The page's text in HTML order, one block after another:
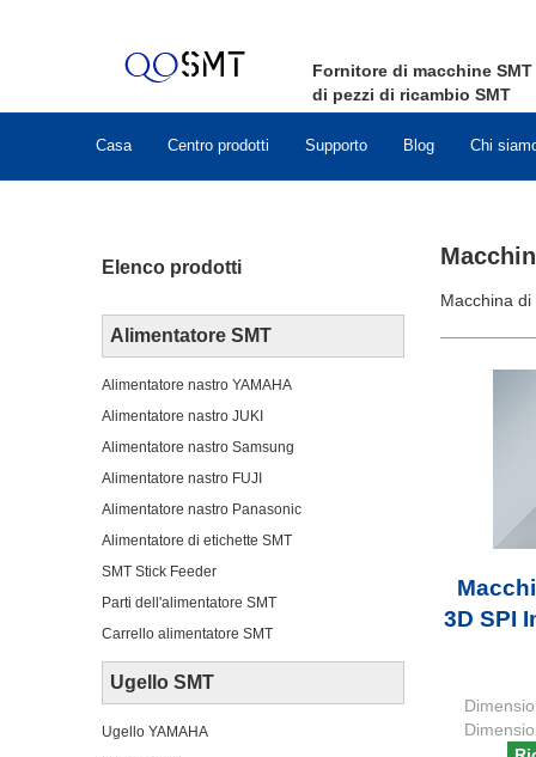
Fornitore di macchine SMT
di pezzi di ricambio SMT
Casa Centro prodotti Supporto Blog Chi
Elenco prodotti
Alimentatore SMT
Alimentatore nastro YAMAHA
Alimentatore nastro JUKI
Alimentatore nastro Samsung
Alimentatore nastro FUJI
Alimentatore nastro Panasonic
Alimentatore di etichette SMT
SMT Stick Feeder
Parti dell'alimentatore SMT
Carrello alimentatore SMT
Ugello SMT
Ugello YAMAHA
Macchina
3D SPI